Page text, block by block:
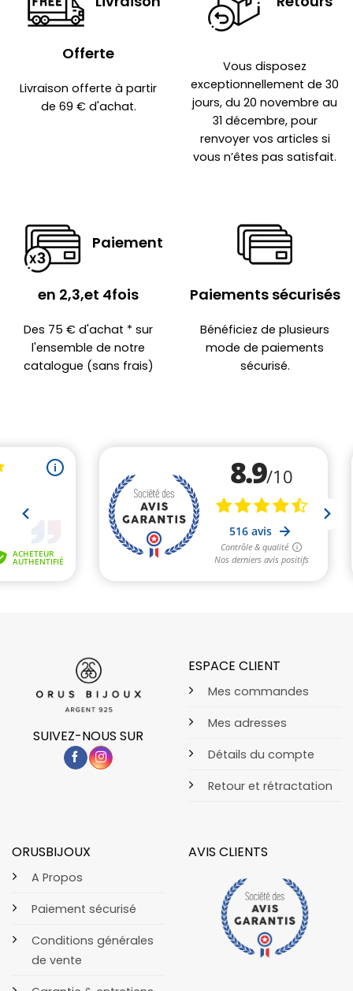
Offerte
Livraison offerte à partir
de 69 € d'achat.
Vous disposez
exceptionnellement de 30
jours, du 20 novembre au
31 décembre, pour
renvoyer vos articles si
vous n’êtes pas satisfait.
Paiement
en 2,3,et 4fois
Des 75 € d'achat * sur
l'ensemble de notre
catalogue (sans frais)
Paiements sécurisés
Bénéficiez de plusieurs
mode de paiements
sécurisé.
SUIVEZ-NOUS SUR
ESPACE CLIENT
Mes commandes
Mes adresses
Détails du compte
Retour et rétractation
ORUSBIJOUX
A Propos
Paiement sécurisé
Conditions générales
de vente
AVIS CLIENTS